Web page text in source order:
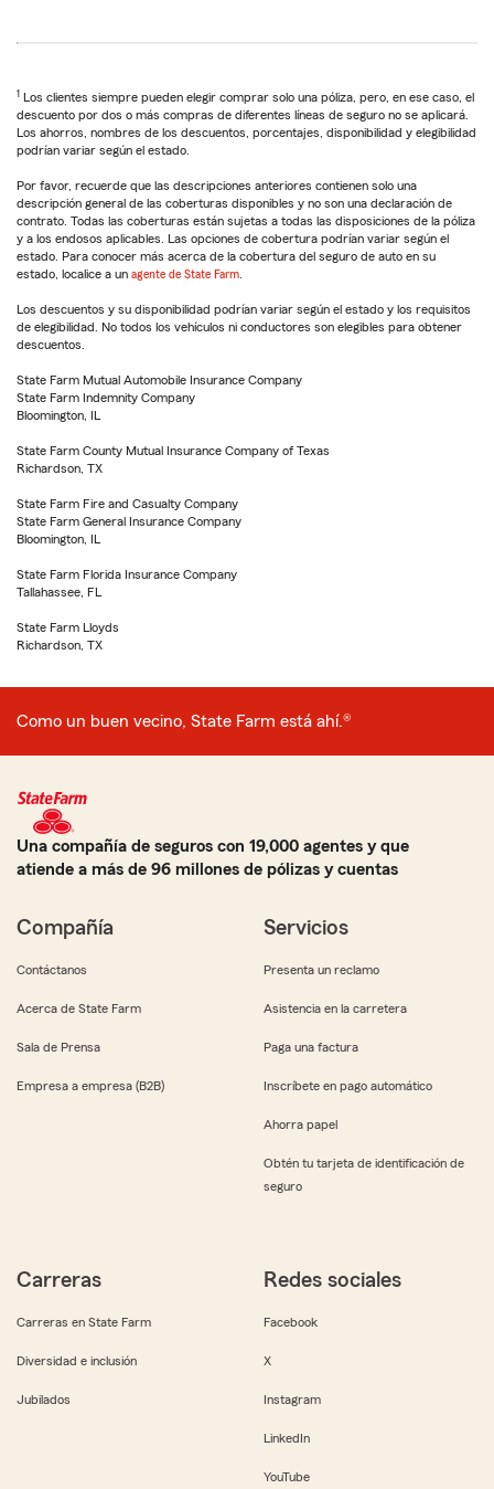
1 Los clientes siempre pueden elegir comprar solo una póliza, pero, en ese caso, el
descuento por dos o más compras de diferentes líneas de seguro no se aplicará.
Los ahorros, nombres de los descuentos, porcentajes, disponibilidad y elegibilidad
podrían variar según el estado.
Por favor, recuerde que las descripciones anteriores contienen solo una
descripción general de las coberturas disponibles y no son una declaración de
contrato. Todas las coberturas están sujetas a todas las disposiciones de la póliza
y a los endosos aplicables. Las opciones de cobertura podrían variar según el
estado. Para conocer más acerca de la cobertura del seguro de auto en su
estado, localice a un agente de State Farm
Los descuentos y su disponibilidad podrían variar según el estado y los requisitos
de elegibilidad. No todos los vehículos ni conductores son elegibles para obtener
descuentos.
State Farm Mutual Automobile Insurance Company
State Farm Indemnity Company
Bloomington, IL
State Farm County Mutual Insurance Company of Texas
Richardson, TX
State Farm Fire and Casualty Company
State Farm General Insurance Company
Bloomington, IL
State Farm Florida Insurance Company
Tallahassee, FL
State Farm Lloyds
Richardson, TX
Como un buen vecino, State Farm está ahí.®
Una compañía de seguros con 19,000 agentes y que
atiende a más de 96 millones de pólizas y cuentas
Compañía
Contáctanos
Acerca de State Farm
Sala de Prensa
Empresa a empresa (B2B)
Servicios
Presenta un reclamo
Asistencia en la carretera
Paga una factura
Inscríbete en pago automático
Ahorra papel
Obtén tu tarjeta de identificación de
seguro
Carreras
Carreras en State Farm
Diversidad e inclusión
Jubilados
Redes sociales
Facebook
X
Instagram
LinkedIn
YouTube